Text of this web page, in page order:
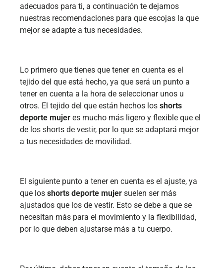
adecuados para ti, a continuación te dejamos
nuestras recomendaciones para que escojas la que
mejor se adapte a tus necesidades.
Lo primero que tienes que tener en cuenta es el
tejido del que está hecho, ya que será un punto a
tener en cuenta a la hora de seleccionar unos u
otros. El tejido del que están hechos los shorts
deporte mujer es mucho más ligero y flexible que el
de los shorts de vestir, por lo que se adaptará mejor
a tus necesidades de movilidad.
El siguiente punto a tener en cuenta es el ajuste, ya
que los shorts deporte mujer suelen ser más
ajustados que los de vestir. Esto se debe a que se
necesitan más para el movimiento y la flexibilidad,
por lo que deben ajustarse más a tu cuerpo.